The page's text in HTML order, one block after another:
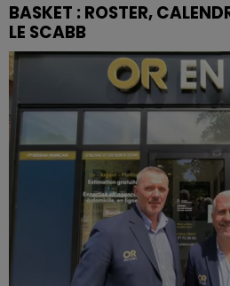
BASKET : ROSTER,
LE SCABB